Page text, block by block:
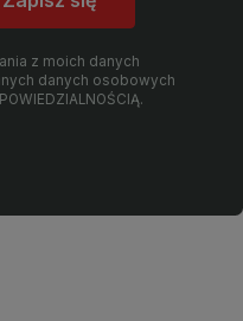
z moich danych
danych osobowych